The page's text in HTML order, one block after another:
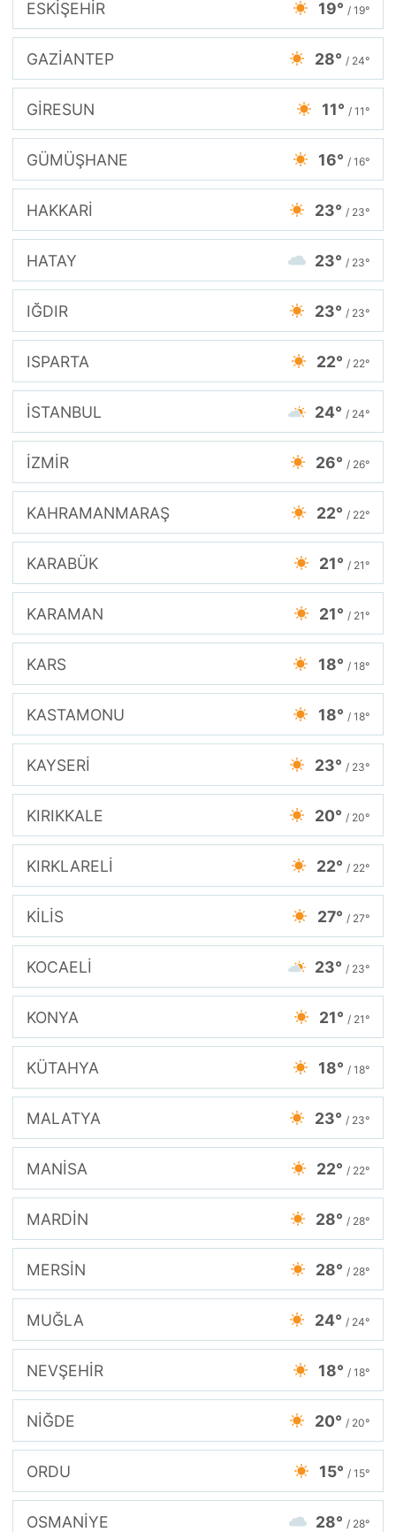
ESKİŞEHİR 19° / 19°
GAZİANTEP 28° / 24°
GİRESUN 11° / 11°
GÜMÜŞHANE 16° / 16°
HAKKARİ 23° / 23°
HATAY 23° / 23°
IĞDIR 23° / 23°
ISPARTA 22° / 22°
İSTANBUL 24° / 24°
İZMİR 26° / 26°
KAHRAMANMARAŞ 22° / 22°
KARABÜK 21° / 21°
KARAMAN 21° / 21°
KARS 18° / 18°
KASTAMONU 18° / 18°
KAYSERİ 23° / 23°
KIRIKKALE 20° / 20°
KIRKLARELİ 22° / 22°
KİLİS 27° / 27°
KOCAELİ 23° / 23°
KONYA 21° / 21°
KÜTAHYA 18° / 18°
MALATYA 23° / 23°
MANİSA 22° / 22°
MARDİN 28° / 28°
MERSİN 28° / 28°
MUĞLA 24° / 24°
NEVŞEHİR 18° / 18°
NİĞDE 20° / 20°
ORDU 15° / 15°
OSMANİYE 28° / 28°